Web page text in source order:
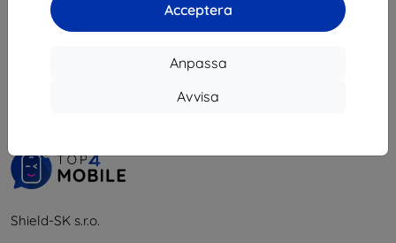
Acceptera
Anpassa
Avvisa
Shield-SK s.r.o.